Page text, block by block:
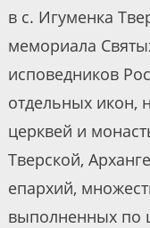
в с. Игуменка
мемориала
исповедников
отдельных икон,
церквей и
Тверской,
епархий,
выполненных по